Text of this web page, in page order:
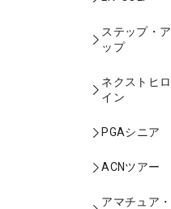
ステップ・ア
ップ
ネクストヒロ
イン
PGAシニア
ACNツアー
アマチュア・